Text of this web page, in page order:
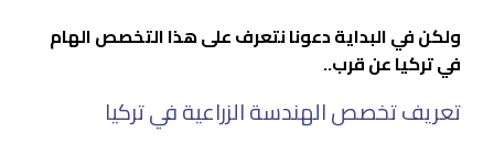
ولكن في البداية دعونا نتعرف على هذا التخصص الهام
في تركيا عن قرب..
تعريف تخصص الهندسة الزراعية في تركيا